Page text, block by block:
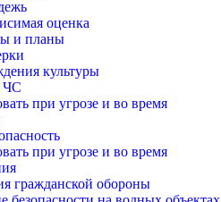
оценка
и планы
культуры
ЧС
при угрозе и во время
при угрозе и во время
гражданской обороны